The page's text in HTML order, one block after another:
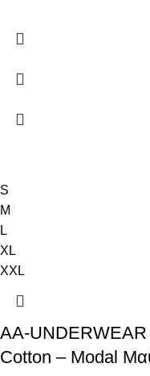
S
M
L
XL
XXL
AA-UNDERWEAR
Cotton – Modal